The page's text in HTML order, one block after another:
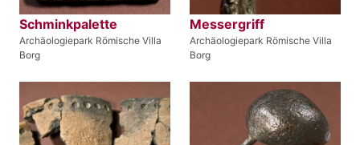
Schminkpalette
Archäologiepark Römische Villa
Borg
Messergriff
Archäologiepark Römische Villa
Borg